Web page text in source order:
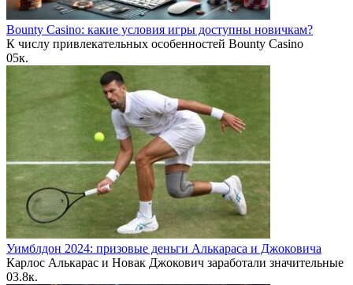
Bounty Casino: какие условия игры доступны новичкам?
К числу привлекательных особенностей Bounty Casino
05к.
Уимблдон 2024: призовые деньги Алькараса и Джоковича
Карлос Алькарас и Новак Джокович заработали значительные
03.8к.